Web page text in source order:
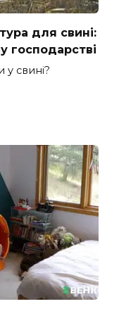
для свині:
господарстві
у свині?